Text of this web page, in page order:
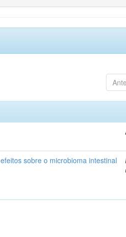
sobre o microbioma intestinal